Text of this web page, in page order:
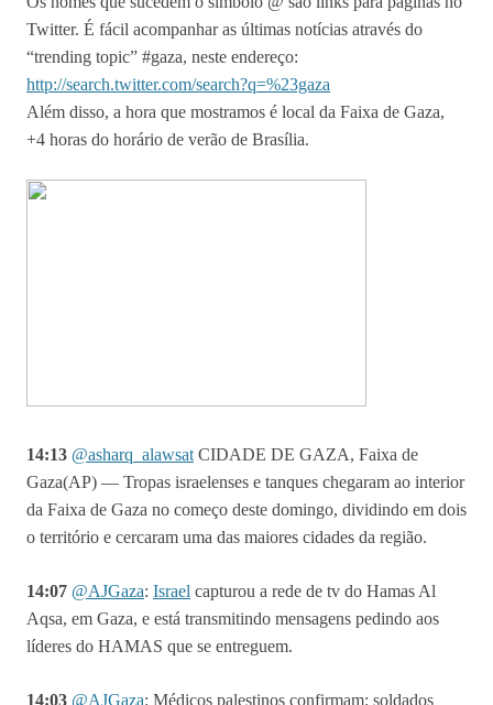
Twitter. É fácil acompanhar as últimas notícias através do
“trending topic” #gaza, neste endereço:
http://search.twitter.com/search?q=%23gaza
Além disso, a hora que mostramos é local da Faixa de Gaza,
+4 horas do horário de verão de Brasília.
14:13 @asharq_alawsat CIDADE DE GAZA, Faixa de
Gaza(AP) — Tropas israelenses e tanques chegaram ao interior
da Faixa de Gaza no começo deste domingo, dividindo em dois
o território e cercaram uma das maiores cidades da região.
14:07 @AJGaza: Israel capturou a rede de tv do Hamas Al
Aqsa, em Gaza, e está transmitindo mensagens pedindo aos
líderes do HAMAS que se entreguem.
14:03 @AJGaza: Médicos palestinos confirmam: soldados